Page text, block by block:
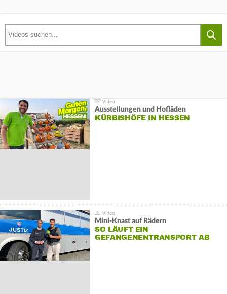
Ausstellungen und Hofläden
KÜRBISHÖFE IN HESSEN
Mini-Knast auf Rädern
SO LÄUFT EIN
GEFANGENENTRANSPORT AB